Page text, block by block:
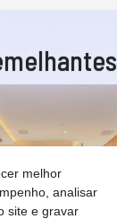
melhor
analisar
site e gravar